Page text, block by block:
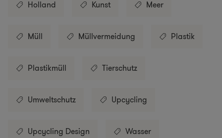
Holland Kunst Meer
Müll Müllvermeidung Plastik
Plastikmüll Tierschutz
Umweltschutz Upcycling
Upcycling Design Wasser